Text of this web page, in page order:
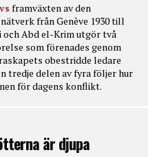
framväxten av den
från Genève 1930 till
och Abd el-Krim utgör två
som förenades genom
obestridde ledare
tredje delen av fyra följer hur
för dagens konflikt.
är djupa